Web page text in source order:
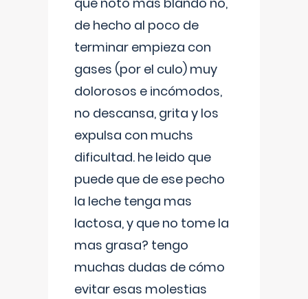
de hecho al poco de
terminar empieza con
gases (por el culo) muy
dolorosos e incómodos,
no descansa, grita y los
expulsa con muchs
dificultad. he leido que
puede que de ese pecho
la leche tenga mas
lactosa, y que no tome la
mas grasa? tengo
muchas dudas de cómo
evitar esas molestias